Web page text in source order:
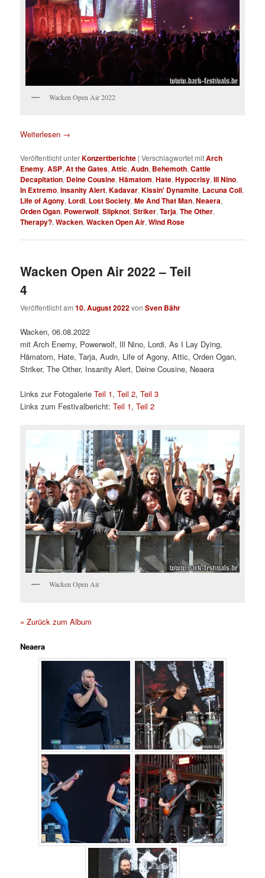
Wacken Open Air 2022
Weiterlesen →
Veröffentlicht unterKonzertberichte |Verschlagwortet mitArch
Enemy,ASP,At the Gates,Attic,Audn, Behemoth,Cattle
Decapitation, Deine Cousine,Hämatom,Hate,Hypocrisy,Ill Nino,
In Extremo,Insanity Alert,Kadavar,Kissin' Dynamite, Lacuna Coil,
Life of Agony, Lordi, Lost Society,Me And That Man,Neaera,
Orden Ogan, Powerwolf,Slipknot,Striker,Tarja,The Other,
Therapy?,Wacken,Wacken Open Air,Wind Rose
Wacken Open Air 2022 – Teil
4
Veröffentlicht am10. August 2022vonSven Bähr
Wacken, 06.08.2022
mit Arch Enemy, Powerwolf, Ill Nino, Lordi, As I Lay Dying,
Hämatom, Hate, Tarja, Audn, Life of Agony, Attic, Orden Ogan,
Striker, The Other, Insanity Alert, Deine Cousine, Neaera
Links zur FotogalerieTeil 1,Teil 2,Teil 3
Links zum Festivalbericht:Teil 1,Teil 2
Wacken Open Air
« Zurück zum Album
Neaera